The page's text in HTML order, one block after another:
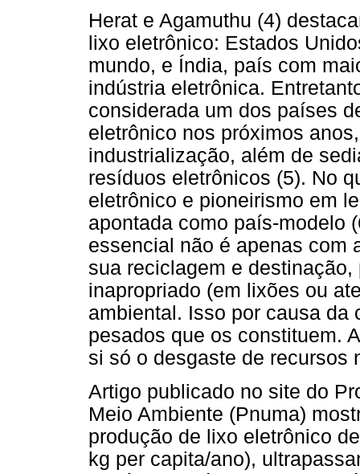
Herat e Agamuthu (4)
lixo eletrônico: Estados
mundo, e Índia, país com
indústria eletrônica.
considerada um dos países
eletrônico nos próximos
industrialização, além de
resíduos eletrônicos (5). No
eletrônico e pioneirismo em
apontada como país-modelo
essencial não é apenas com
sua reciclagem e
inapropriado (em lixões ou
ambiental. Isso por causa da
pesados que os constituem.
si só o desgaste de recursos
Artigo publicado no site do
Meio Ambiente (Pnuma)
produção de lixo eletrônico
kg per capita/ano),